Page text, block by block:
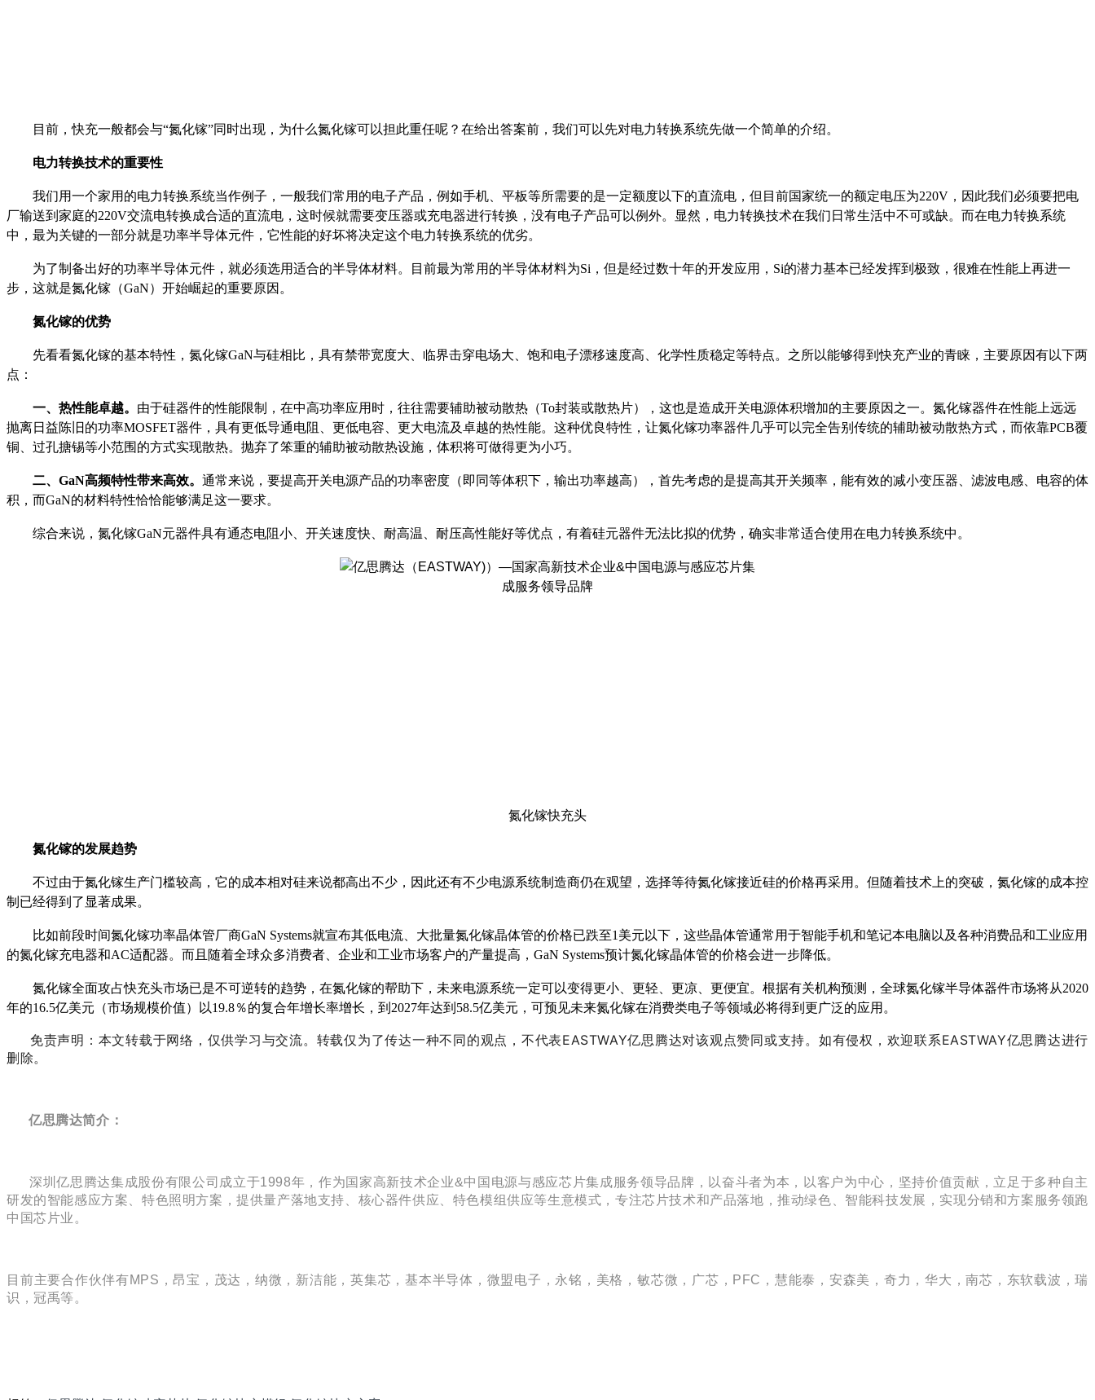
目前，快充一般都会与“氮化镓”同时出现，为什么氮化镓可以担此重任呢？在给出答案前，我们可以先对电力转换系统先做一个简单的介绍。
电力转换技术的重要性
我们用一个家用的电力转换系统当作例子，一般我们常用的电子产品，例如手机、平板等所需要的是一定额度以下的直流电，但目前国家统一的额定电压为220V，因此我们必须要把电
厂输送到家庭的220V交流电转换成合适的直流电，这时候就需要变压器或充电器进行转换，没有电子产品可以例外。显然，电力转换技术在我们日常生活中不可或缺。而在电力转换系统
中，最为关键的一部分就是功率半导体元件，它性能的好坏将决定这个电力转换系统的优劣。
为了制备出好的功率半导体元件，就必须选用适合的半导体材料。目前最为常用的半导体材料为Si，但是经过数十年的开发应用，Si的潜力基本已经发挥到极致，很难在性能上再进一
步，这就是氮化镓（GaN）开始崛起的重要原因。
氮化镓的优势
先看看氮化镓的基本特性，氮化镓GaN与硅相比，具有禁带宽度大、临界击穿电场大、饱和电子漂移速度高、化学性质稳定等特点。之所以能够得到快充产业的青睐，主要原因有以下两
点：
一、热性能卓越。 由于硅器件的性能限制，在中高功率应用时，往往需要辅助被动散热（To封装或散热片），这也是造成开关电源体积增加的主要原因之一。氮化镓器件在性能上远远
抛离日益陈旧的功率MOSFET器件，具有更低导通电阻、更低电容、更大电流及卓越的热性能。这种优良特性，让氮化镓功率器件几乎可以完全告别传统的辅助被动散热方式，而依靠PCB覆
铜、过孔搪锡等小范围的方式实现散热。抛弃了笨重的辅助被动散热设施，体积将可做得更为小巧。
二、GaN高频特性带来高效。 通常来说，要提高开关电源产品的功率密度（即同等体积下，输出功率越高），首先考虑的是提高其开关频率，能有效的减小变压器、滤波电感、电容的体
积，而GaN的材料特性恰恰能够满足这一要求。
综合来说，氮化镓GaN元器件具有通态电阻小、开关速度快、耐高温、耐压高性能好等优点，有着硅元器件无法比拟的优势，确实非常适合使用在电力转换系统中。
氮化镓快充头
氮化镓的发展趋势
不过由于氮化镓生产门槛较高，它的成本相对硅来说都高出不少，因此还有不少电源系统制造商仍在观望，选择等待氮化镓接近硅的价格再采用。但随着技术上的突破，氮化镓的成本控
制已经得到了显著成果。
比如前段时间氮化镓功率晶体管厂商GaN Systems就宣布其低电流、大批量氮化镓晶体管的价格已跌至1美元以下，这些晶体管通常用于智能手机和笔记本电脑以及各种消费品和工业应用
的氮化镓充电器和AC适配器。而且随着全球众多消费者、企业和工业市场客户的产量提高，GaN Systems预计氮化镓晶体管的价格会进一步降低。
氮化镓全面攻占快充头市场已是不可逆转的趋势，在氮化镓的帮助下，未来电源系统一定可以变得更小、更轻、更凉、更便宜。根据有关机构预测，全球氮化镓半导体器件市场将从2020
年的16.5亿美元（市场规模价值）以19.8％的复合年增长率增长，到2027年达到58.5亿美元，可预见未来氮化镓在消费类电子等领域必将得到更广泛的应用。
免责声明：本文转载于网络，仅供学习与交流。转载仅为了传达一种不同的观点，不代表EASTWAY亿思腾达对该观点赞同或支持。如有侵权，欢迎联系EASTWAY亿思腾达进行
删除。
亿思腾达简介：
深圳亿思腾达集成股份有限公司成立于1998年，作为国家高新技术企业&中国电源与感应芯片集成服务领导品牌，以奋斗者为本，以客户为中心，坚持价值贡献，立足于多种自主
研发的智能感应方案、特色照明方案，提供量产落地支持、核心器件供应、特色模组供应等生意模式，专注芯片技术和产品落地，推动绿色、智能科技发展，实现分销和方案服务领跑
中国芯片业。
目前主要合作伙伴有MPS，昂宝，茂达，纳微，新洁能，英集芯，基本半导体，微盟电子，永铭，美格，敏芯微，广芯，PFC，慧能泰，安森美，奇力，华大，南芯，东软载波，瑞
识，冠禹等。